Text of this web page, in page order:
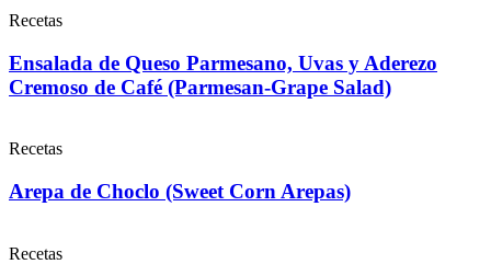
Recetas
Ensalada de Queso Parmesano, Uvas y Aderezo
Cremoso de Café (Parmesan-Grape Salad)
Recetas
Arepa de Choclo (Sweet Corn Arepas)
Recetas